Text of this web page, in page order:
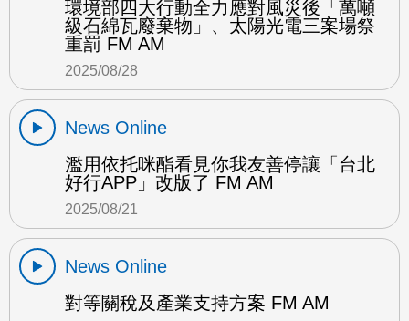
環境部四大行動全力應對風災後「萬噸
級石綿瓦廢棄物」、太陽光電三案場祭
重罰 FM AM
2025/08/28
News Online
濫用依托咪酯看見你我友善停讓「台北
好行APP」改版了 FM AM
2025/08/21
News Online
對等關稅及產業支持方案 FM AM